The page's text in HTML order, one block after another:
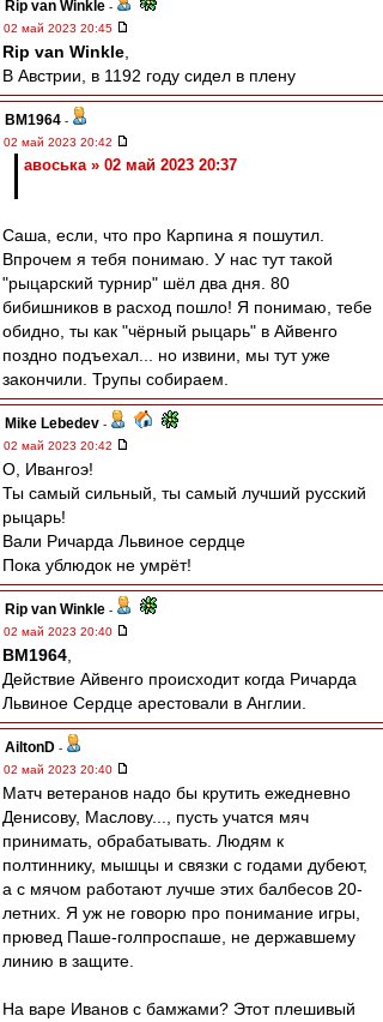
Rip van Winkle -
02 май 2023 20:45
Rip van Winkle
В Австрии, в 1192 году сидел в плену
BM1964 -
02 май 2023 20:42
авоська » 02 май 2023 20:37
Саша, если, что про Карпина я пошутил.
Впрочем я тебя понимаю. У нас тут такой
"рыцарский турнир" шёл два дня. 80
бибишников в расход пошло! Я понимаю, тебе
обидно, ты как "чёрный рыцарь" в Айвенго
поздно подъехал... но извини, мы тут уже
закончили. Трупы собираем.
Mike Lebedev -
02 май 2023 20:42
О, Ивангоэ!
Ты самый сильный, ты самый лучший русский
рыцарь!
Вали Ричарда Львиное сердце
Пока ублюдок не умрёт!
Rip van Winkle -
02 май 2023 20:40
BM1964
Действие Айвенго происходит когда Ричарда
Львиное Сердце арестовали в Англии.
AiltonD -
02 май 2023 20:40
Матч ветеранов надо бы крутить ежедневно
Денисову, Маслову..., пусть учатся мяч
принимать, обрабатывать. Людям к
полтиннику, мышцы и связки с годами дубеют,
а с мячом работают лучше этих балбесов 20-
летних. Я уж не говорю про понимание игры,
прювед Паше-голпроспаше, не державшему
линию в защите.
На варе Иванов с бамжами? Этот плешивый